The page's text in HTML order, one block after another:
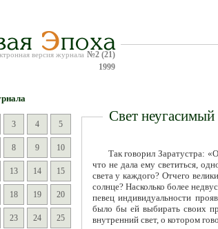
версия журнала №2 (21)
1999
3 4 5
8 9 10
13 14 15
18 19 20
23 24 25
Свет неугасимый
Так говорил Заратустра:
что не дала ему светиться,
света у каждого? Отчего
солнце? Насколько более
певец индивидуальности
было бы ей выбирать своих
внутренний свет, о котором